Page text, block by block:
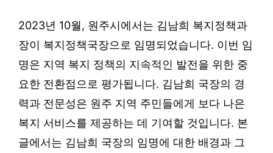
2023년 10월, 원주시에서는 김남희 복지정책과
장이 복지정책국장으로 임명되었습니다. 이번 임
명은 지역 복지 정책의 지속적인 발전을 위한 중
요한 전환점으로 평가됩니다. 김남희 국장의 경
력과 전문성은 원주 지역 주민들에게 보다 나은
복지 서비스를 제공하는 데 기여할 것입니다. 본
글에서는 김남희 국장의 임명에 대한 배경과 그